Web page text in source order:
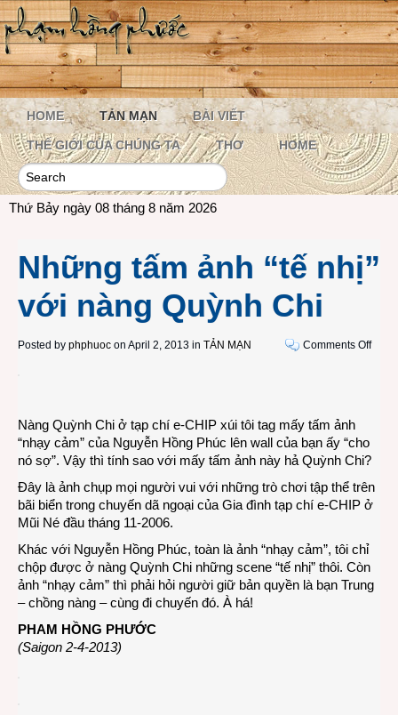
HOME TẢN MẠN BÀI VIẾT
THẾ GIỚI CỦA CHÚNG TA THƠ HOME
Thứ Bảy ngày 08 tháng 8 năm 2026
Những tấm ảnh “tế nhị”
với nàng Quỳnh Chi
Posted by phphuoc on April 2, 2013 in TẢN MẠN Comments Offon
Chi
Nàng Quỳnh Chi ở tạp chí e-CHIP xúi tôi tag mấy tấm ảnh
“nhạy cảm” của Nguyễn Hồng Phúc lên wall của bạn ấy “cho
nó sợ”. Vậy thì tính sao với mấy tấm ảnh này hả Quỳnh Chi?
Đây là ảnh chụp mọi người vui với những trò chơi tập thể trên
bãi biển trong chuyến dã ngoại của Gia đình tạp chí e-CHIP ở
Mũi Né đầu tháng 11-2006.
Khác với Nguyễn Hồng Phúc, toàn là ảnh “nhạy cảm”, tôi chỉ
chộp được ở nàng Quỳnh Chi những scene “tế nhị” thôi. Còn
ảnh “nhạy cảm” thì phải hỏi người giữ bản quyền là bạn Trung
– chồng nàng – cùng đi chuyến đó. À há!
PHAM HỒNG PHƯỚC
(Saigon 2-4-2013)